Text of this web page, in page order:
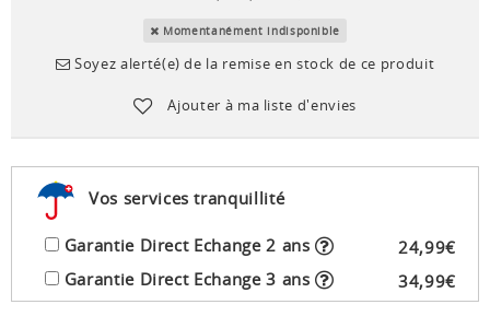
Momentanément indisponible
Soyez alerté(e) de la remise en stock de ce produit
Ajouter à ma liste d'envies
Vos services tranquillité
Garantie Direct Echange 2 ans 24,99€
Garantie Direct Echange 3 ans
34,99€